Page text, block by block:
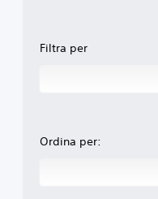
Filtra per
Ordina per: